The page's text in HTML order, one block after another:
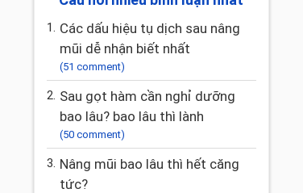
1. Các dấu hiệu tụ dịch sau nâng
mũi dễ nhận biết nhất
(51 comment)
2. Sau gọt hàm cần nghỉ dưỡng
bao lâu? bao lâu thì lành
(50 comment)
3. Nâng mũi bao lâu thì hết căng
tức?